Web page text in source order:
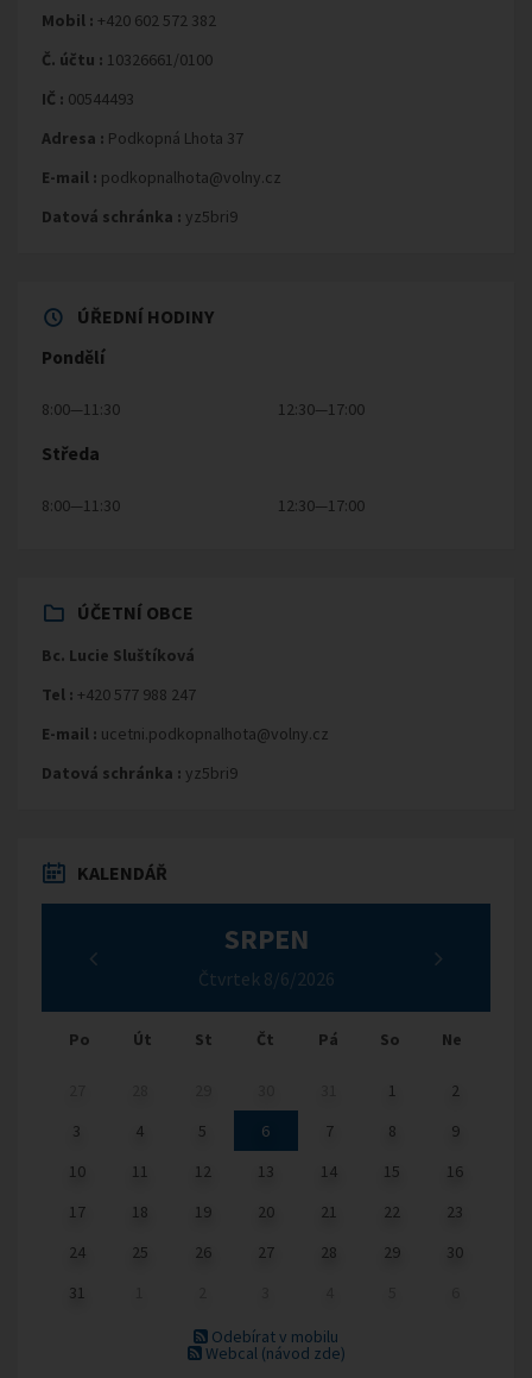
Mobil : +420 602 572 382
Č. účtu : 10326661/0100
IČ : 00544493
Adresa : Podkopná Lhota 37
E-mail : podkopnalhota@volny.cz
Datová schránka : yz5bri9
ÚŘEDNÍ HODINY
Pondělí
8:00—11:30 12:30—17:00
Středa
8:00—11:30 12:30—17:00
ÚČETNÍ OBCE
Bc. Lucie Sluštíková
Tel : +420 577 988 247
E-mail : ucetni.podkopnalhota@volny.cz
Datová schránka : yz5bri9
KALENDÁŘ
SRPEN
Čtvrtek 8/6/2026
Po Út St Čt Pá So Ne
1
2
3
4 5 6 7 8
9
10
11 12 13 14 15
16
17
18 19 20 21 22
23
24
25 26 27 28 29
30
31
Odebírat v mobilu
Webcal (návod zde)